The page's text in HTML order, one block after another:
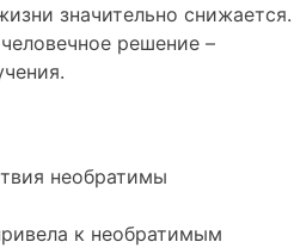
значительно снижается.
решение –
необратимы
к необратимым